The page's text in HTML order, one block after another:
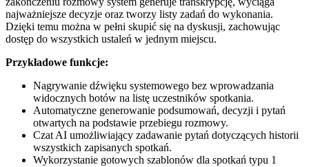
najważniejsze decyzje oraz tworzy listy zadań do wykonania.
Dzięki temu można w pełni skupić się na dyskusji, zachowując
dostęp do wszystkich ustaleń w jednym miejscu.
Przykładowe funkcje:
Nagrywanie dźwięku systemowego bez wprowadzania
widocznych botów na listę uczestników spotkania.
Automatyczne generowanie podsumowań, decyzji i pytań
otwartych na podstawie przebiegu rozmowy.
Czat AI umożliwiający zadawanie pytań dotyczących historii
wszystkich zapisanych spotkań.
Wykorzystanie gotowych szablonów dla spotkań typu 1